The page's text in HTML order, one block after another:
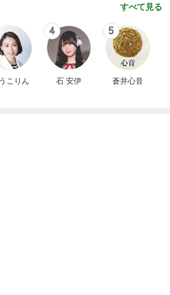
すべて見る
こりん
4
石 安伊
5
蒼井心音